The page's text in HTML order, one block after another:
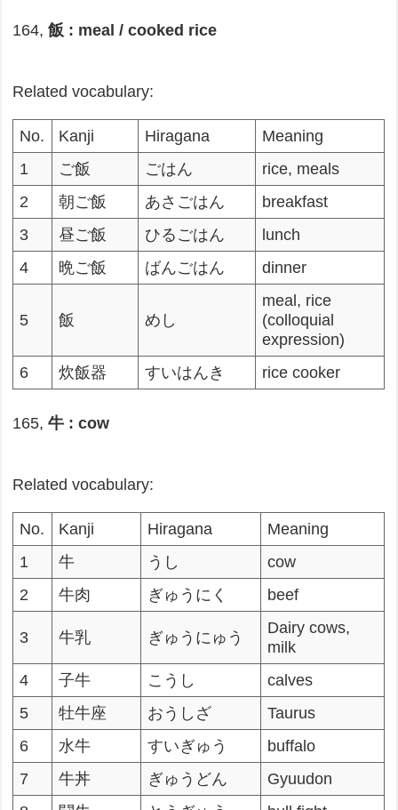
164,飯 : meal / cooked rice
Related vocabulary:
No. Kanji Hiragana
Meaning
1
ご飯 ごはん
rice, meals
2
朝ご飯 あさごはん
breakfast
3
昼ご飯 ひるごはん
lunch
4
晩ご飯 ばんごはん dinner
5 飯 めし
meal, rice
(colloquial
expression)
6
炊飯器 すいはんき rice cooker
165,牛 : cow
Related vocabulary:
No. Kanji Hiragana
Meaning
1
牛 うし
cow
2
牛肉 ぎゅうにく beef
3 牛乳 ぎゅうにゅう
Dairy cows,
milk
4
子牛 こうし
calves
5
牡牛座 おうしざ
Taurus
6
水牛 すいぎゅう
buffalo
7
牛丼 ぎゅうどん
Gyuudon